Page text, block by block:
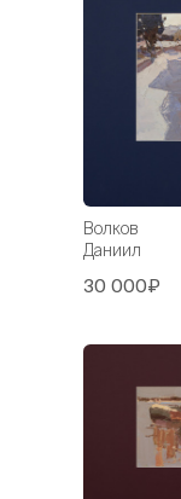
Волков
Даниил
30 000₽